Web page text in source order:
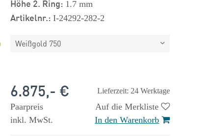
Höhe 2. Ring: 1.7 mm
Artikelnr.: I-24292-282-2
Weißgold 750
Lieferzeit: 24 Werktage
6.875,- €
Paarpreis
inkl. MwSt.
Auf die Merkliste
In den Warenkorb